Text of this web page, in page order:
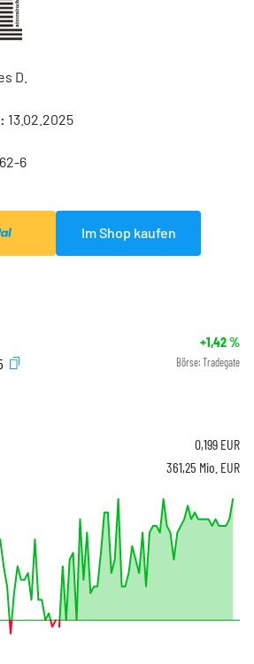
D.
13.02.2025
6
Im Shop kaufen
+1,42%
Börse: Tradegate
0,199 EUR
361,25 Mio. EUR